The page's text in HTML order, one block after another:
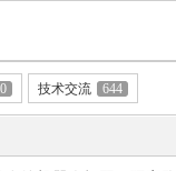
技术交流 644